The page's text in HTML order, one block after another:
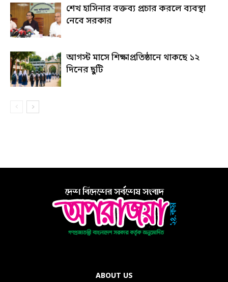
শেখ হাসিনার বক্তব্য প্রচার করলে ব্যবস্থা
নেবে সরকার
আগস্ট মাসে শিক্ষাপ্রতিষ্ঠানে থাকছে ১২
দিনের ছুটি
ABOUT US